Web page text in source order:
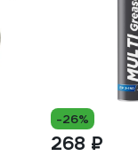
-26%
268 ₽